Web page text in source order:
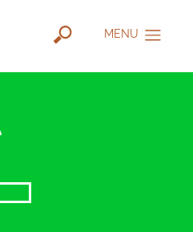
MENU